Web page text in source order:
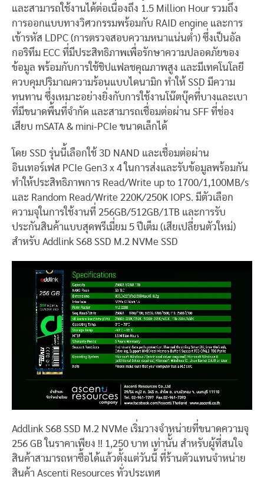
และสามารถใช้งานได้ต่อเนื่องถึง 1.5 Million Hour รวมถึง
การออกแบบทางวิศวกรรมพร้อมกับ RAID engine และการ
เข้ารหัส LDPC (การตรวจสอบความหนาแน่นต่ำ) ซึ่งเป็นอัล
กอริทึม ECC ที่มีประสิทธิภาพเพื่อรักษาความปลอดภัยของ
ข้อมูล พร้อมกับการใช้ชิปแฟลชคุณภาพสูง และมีเทคโนโลยี
ควบคุมปริมาณความร้อนแบบไดนามิก ทำให้ SSD มีความ
ทนทาน ซึ่งเหมาะอย่างยิ่งกับการใช้งานโน๊ตบุ๊คที่บางและเบา
ที่มีขนาดพื้นที่จำกัด และสามารถเชื่อมต่อผ่าน SFF ที่ช่อง
เสียบ mSATA & mini-PCIe ขนาดเล็กได้
โดย SSD รุ่นนี้เลือกใช้ 3D NAND และเชื่อมต่อผ่าน
อินเทอร์เฟส PCIe Gen3 x 4 ในการส่งและรับข้อมูลพร้อมกัน
ทำให้ประสิทธิภาพการ Read/Write up to 1700/1,100MB/s
และ Random Read/Write 220K/250K IOPS. มีตัวเลือก
ความจุในการใช้งานที่ 256GB/512GB/1TB และการรับ
ประกันสินค้าแบบสุดพรีเมี่ยม 5 ปีเต็ม (เสียเปลี่ยนตัวใหม่)
สำหรับ Addlink S68 SSD M.2 NVMe SSD
Addlink S68 SSD M.2 NVMe เริ่มวางจำหน่ายที่ขนาดความจุ
256 GB ในราคาเพียง !! 1,250 บาท เท่านั้น สำหรับผู้ที่สนใจ
สินค้าสามารถหาซื้อได้แล้วตั้งแต่วันนี้ ที่ร้านตัวแทนจำหน่าย
สินค้า Ascenti Resources ทั่วประเทศ